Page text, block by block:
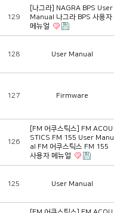
129
[나그라] NAGRA BPS User
Manual 나그라 BPS 사용자
메뉴얼
128 User Manual
127 Firmware
126
[FM 어쿠스틱스] FM ACOU
STICS FM 155 User Manu
al FM 어쿠스틱스 FM 155
사용자 메뉴얼
125 User Manual